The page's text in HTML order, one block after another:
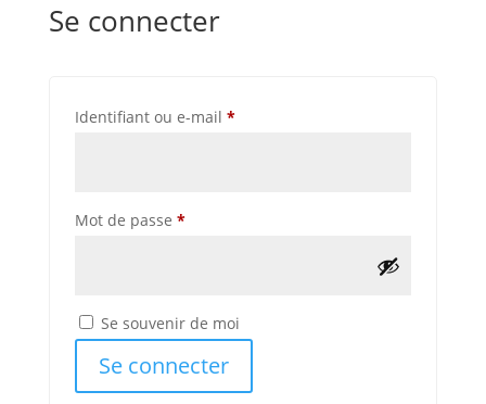
Se connecter
Identifiant ou e-mail *Obligatoire
Mot de passe *Obligatoire
Se souvenir de moi
Se connecter